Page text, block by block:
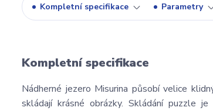
Kompletní specifikace Parametry
Kompletní specifikace
Nádherné jezero Misurina působí velice
skládají krásné obrázky. Skládání puzzle